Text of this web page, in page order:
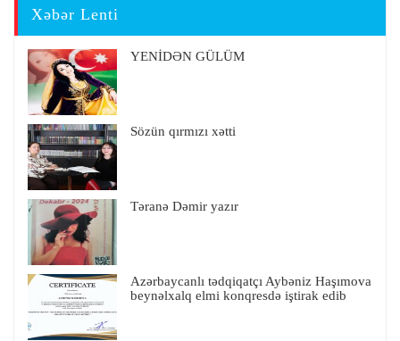
Xəbər Lenti
YENİDƏN GÜLÜM
Sözün qırmızı xətti
Təranə Dəmir yazır
Azərbaycanlı tədqiqatçı Aybəniz Haşımova
beynəlxalq elmi konqresdə iştirak edib